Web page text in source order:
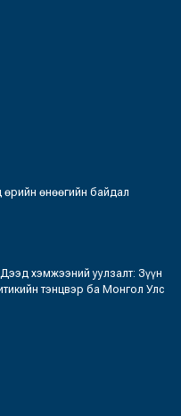
өнөөгийн байдал
хэмжээний уулзалт: Зүүн
тэнцвэр ба Монгол Улс